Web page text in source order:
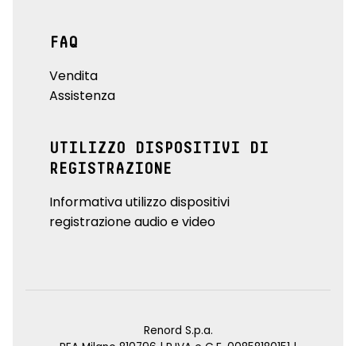
FAQ
Vendita
Assistenza
UTILIZZO DISPOSITIVI DI
REGISTRAZIONE
Informativa utilizzo dispositivi
registrazione audio e video
Renord S.p.a.